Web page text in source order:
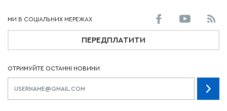
ПЕРЕДПЛАТИТИ
ОТРИМУЙТЕ ОСТАННІ НОВИНИ